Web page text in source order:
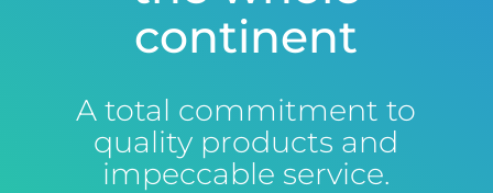
continent
A total commitment to
quality products and
impeccable service.